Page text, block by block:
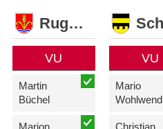
Ruggell
VU
Martin
Büchel
Marion
VU
Mario
Wohlwend
Christian